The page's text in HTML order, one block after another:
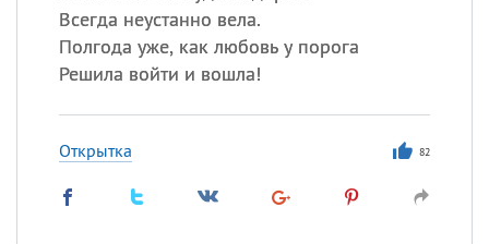
Всегда неустанно вела.
Полгода уже, как любовь у порога
Решила войти и вошла!
Открытка 82